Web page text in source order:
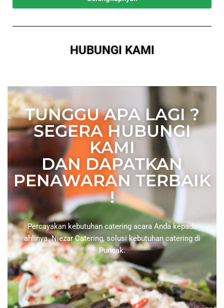
HUBUNGI KAMI
TUNGGU APA LAGI ?
SEGERA HUBUNGI
KAMI
DAN DAPATKAN
PENAWARAN TERBAIK
!
Percayakan kebutuhan catering acara Anda kepada
ahlinya. Niezar Catering, solusi kebutuhan catering di
Puncak.